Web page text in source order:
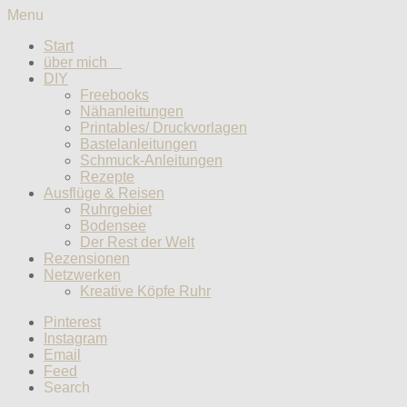
Menu
Start
über mich
DIY
Freebooks
Nähanleitungen
Printables/ Druckvorlagen
Bastelanleitungen
Schmuck-Anleitungen
Rezepte
Ausflüge & Reisen
Ruhrgebiet
Bodensee
Der Rest der Welt
Rezensionen
Netzwerken
Kreative Köpfe Ruhr
Pinterest
Instagram
Email
Feed
Search